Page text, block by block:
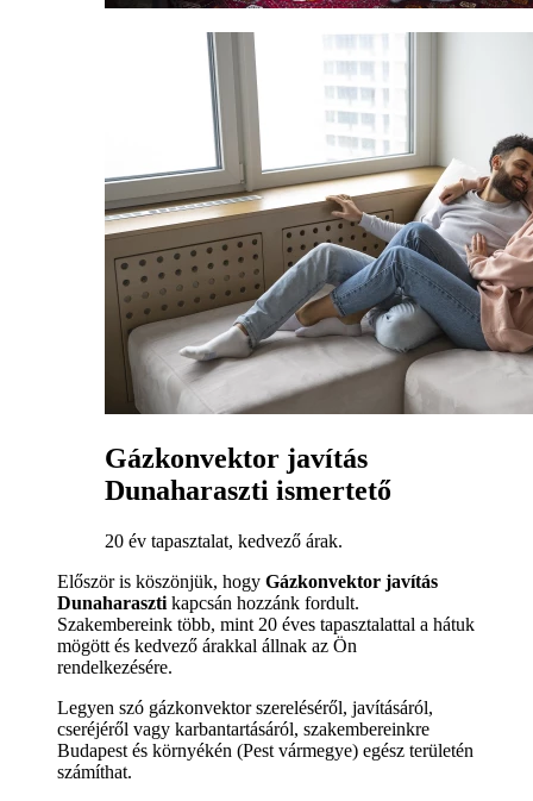
Gázkonvektor javítás
Dunaharaszti ismertető
20 év tapasztalat, kedvező árak.
Először is köszönjük, hogy Gázkonvektor javítás
Dunaharaszti kapcsán hozzánk fordult.
Szakembereink több, mint 20 éves tapasztalattal a hátuk
mögött és kedvező árakkal állnak az Ön
rendelkezésére.
Legyen szó gázkonvektor szereléséről, javításáról,
cseréjéről vagy karbantartásáról, szakembereinkre
Budapest és környékén (Pest vármegye) egész területén
számíthat.